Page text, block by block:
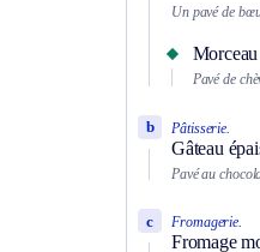
Un pavé de
Pavé de
Pâtisserie.
Gâteau
b
Pavé au
Fromagerie.
Fromage
c